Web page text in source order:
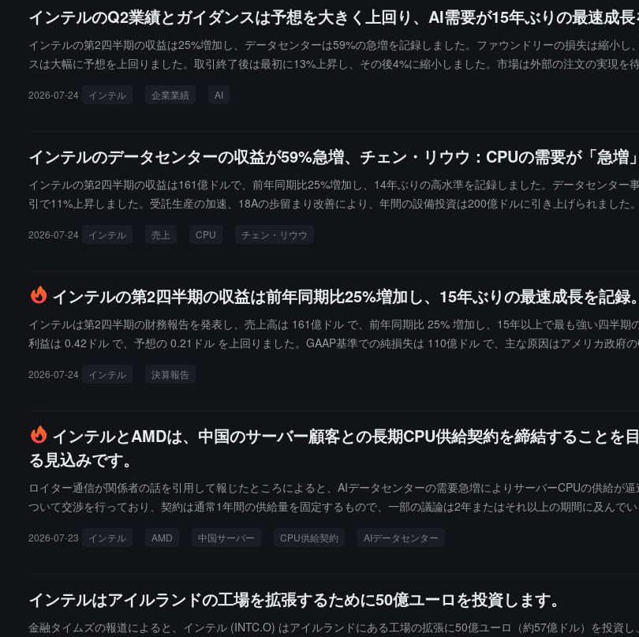
インテルのQ2業績とガイダンスは予想を大きく上回り、AI需要が15年ぶりの最速成長
インテルの第2四半期の収益は25%増加し、データセンターは59%の急増を記録しました。ファウンドリーの損失は縮小
スは大幅に予想を上回りました。取引終了後は最初に13%上昇し、その後4%に縮小しました。市場は外部の注文の実現を待
2026-07-24 インテル 企業業績 AI
インテルのデータセンターの収益が59%急増、チェン・リウウ：CPUの需要が「急増
インテルの第2四半期の収益は161億ドルで、前年同期比25%増加し、14年ぶりの高水準を記録しました。データセンター
引で11%上昇しました。受託生産の加速、18Aの歩留まり改善により、年間の設備投資は200億ドルに引き上げられました。
2026-07-24 インテル 売上 CPU チェン・リウウ
インテルの第2四半期の収益は前年同期比25%増加し、15年ぶりの最速成長を記録
インテルは第2四半期の財務報告を発表し、売上高は 161億ドル で、前年同期比 25% 増加し、15年以上で最も強い四半
利益は 0.42ドル で、予想の 0.21ドル を上回りました。GAAP基準での純損失は 110億ドル で、主な原因はアメリカ政府
テルのファウンドリー事業の売上高は 58億ドル で、 31% 増加しました。会社はデータセンターの注文が既存の供給能力
2026-07-24 インテル 決算報告
インテルとAMDは、中国のサーバー顧客との長期CPU供給契約を締結することを
る見込みです。
ロイター通信が関係者の話を引用して報じたところによると、AIデータセンターの需要急増によりサーバーCPUの供給が
ついて交渉を行っており、契約は通常1年間の供給量を固定するもので、一部の議論は2年またはそれ以上の期間に及んで
4月に、XeonサーバーCPUの需要が「供給を持続的に上回っている」と述べ、同社は第一四半期に複数の長期契約を締結
市場の注目の焦点になると予想されている。
2026-07-23 インテル AMD 中国サーバー CPU供給契約 AIデータセンター
インテルはアイルランドの工場を拡張するために50億ユーロを投資します。
金融タイムズの報道によると、インテル (INTC.O) はアイルランドにある工場の拡張に50億ユーロ（約57億ドル）を投資